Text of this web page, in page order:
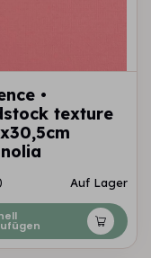
•
texture
Auf Lager